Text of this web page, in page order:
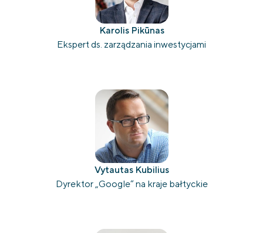
Karolis Pikūnas
Ekspert ds. zarządzania inwestycjami
Vytautas Kubilius
Dyrektor „Google“ na kraje bałtyckie